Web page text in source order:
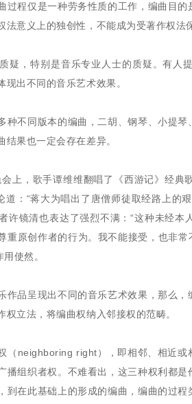
过程仅是一种劳务性质的工作，编曲目
法意义上的独创性，不能成为受著作权法
疑，特别是音乐专业人士的质疑。有人
出不同的音乐艺术效果。
种不同版本的编曲，二胡、钢琴、小提
果也一定会存在差异。
上，歌手谭维维翻唱了《西游记》经
道：“蒋大为唱出了唐僧师徒取经路上的
许镜清也表达了强烈不满：“这种未经
重原创作者的行为。我不能接受，也非常
使然。
作品呈现出不同的音乐艺术效果，那么
立法，将编曲权纳入邻接权的范畴。
（neighboring right），即相邻、相近
播组织者权。不难看出，这三种权利都
到在此基础上的形成的编曲，编曲的过